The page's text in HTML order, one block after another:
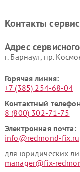
Контакты
Адрес
г. Барнаул, ​пр.
Горячая линия:
+7 (385) 254-68-04
Контактный
8 (800) 302-71-75
Электронная почта:
info@redmond-fix.ru
для юридических
manager@fix-